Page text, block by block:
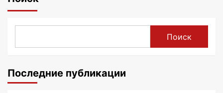
Поиск
Последние публикации